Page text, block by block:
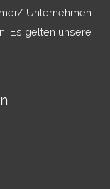
Unternehmen
Es gelten unsere